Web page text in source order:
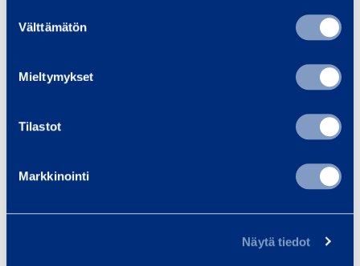
valinta
Välttämätön
Mieltymykset
Tilastot
Markkinointi
Näytä tiedot
Services